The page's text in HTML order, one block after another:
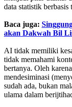
data statistik berbasis
Baca juga:
akan Dakwah Bil
‎AI tidak memiliki
tidak memahami
bertanya. Oleh
mendesiminasi
sudah ada, bukan
ulama dalam